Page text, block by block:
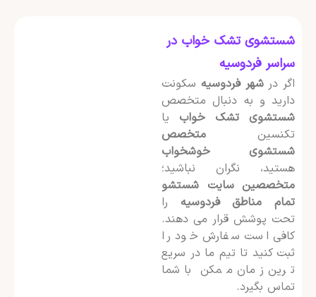
شستشوی تشک خواب در
سراسر فردوسیه
اگر در شهر فردوسیهسکونت
دارید و به دنبال متخصص
شستشوی تشک خوابیا
تکنسین
متخصص
شستشوی خوشخواب
هستید، نگران نباشید؛
متخصصین سایت شستشو
تمام مناطق فردوسیهرا
تحت پوشش قرار می دهند.
کافی است سفارش خود را
ثبت کنید تا تیم ما در سریع
ترین زمان ممکن با شما
تماس بگیرد.